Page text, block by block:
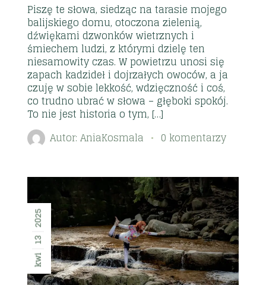
Piszę te słowa, siedząc na tarasie mojego
balijskiego domu, otoczona zielenią,
dźwiękami dzwonków wietrznych i
śmiechem ludzi, z którymi dzielę ten
niesamowity czas. W powietrzu unosi się
zapach kadzideł i dojrzałych owoców, a ja
czuję w sobie lekkość, wdzięczność i coś,
co trudno ubrać w słowa – głęboki spokój.
To nie jest historia o tym, […]
Autor:AniaKosmala 0 komentarzy
kwi
13
2025